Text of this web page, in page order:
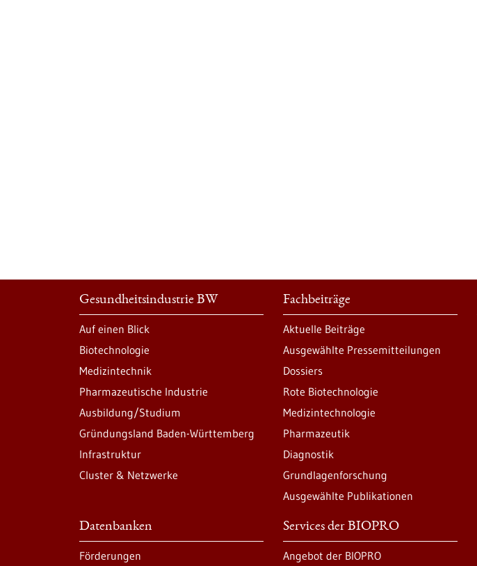
Gesundheitsindustrie BW
Auf einen Blick
Biotechnologie
Medizintechnik
Pharmazeutische Industrie
Ausbildung/Studium
Gründungsland Baden-Württemberg
Infrastruktur
Cluster & Netzwerke
Fachbeiträge
Aktuelle Beiträge
Ausgewählte Pressemitteilungen
Dossiers
Rote Biotechnologie
Medizintechnologie
Pharmazeutik
Diagnostik
Grundlagenforschung
Ausgewählte Publikationen
Datenbanken
Förderungen
Services der BIOPRO
Angebot der BIOPRO